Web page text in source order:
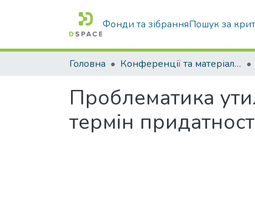
Фонди та зібранняПошук за
Головна Конференції та матеріали конференцій
Проблематика
термін